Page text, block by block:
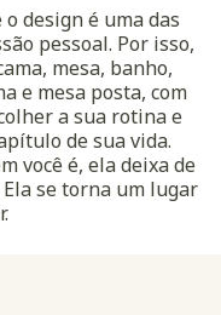
design é uma das
pessoal. Por isso,
mesa, banho,
e mesa posta, com
a sua rotina e
de sua vida.
você é, ela deixa de
se torna um lugar